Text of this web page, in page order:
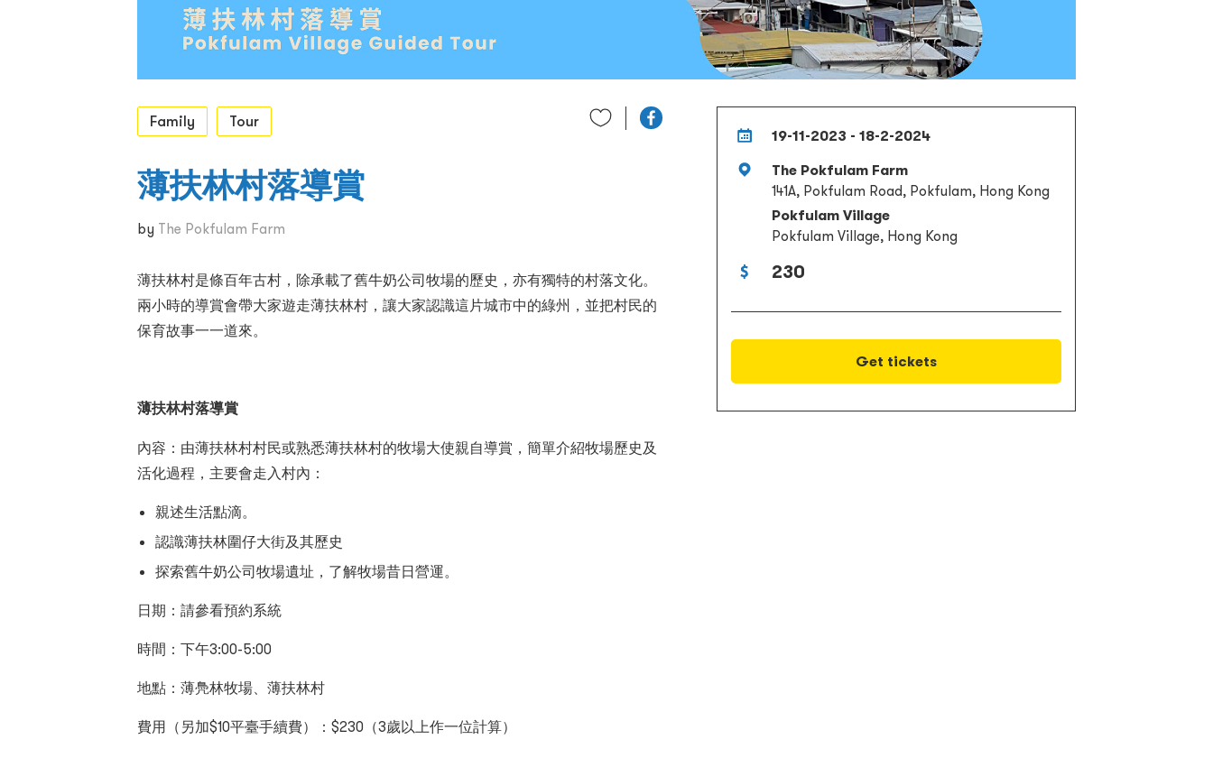
19-11-2023 - 18-2-2024
The Pokfulam Farm
141A, Pokfulam Road, Pokfulam, Hong Kong
Pokfulam Village
Pokfulam Village, Hong Kong
230
Get tickets
Family Tour
薄扶林村落導賞
by The Pokfulam Farm
薄扶林村是條百年古村，除承載了舊牛奶公司牧場的歷史，亦有獨特的村落文化。
兩小時的導賞會帶大家遊走薄扶林村，讓大家認識這片城市中的綠州，並把村民的
保育故事一一道來。
薄扶林村落導賞
內容：由薄扶林村村民或熟悉薄扶林村的牧場大使親自導賞，簡單介紹牧場歷史及
活化過程，主要會走入村內：
親述生活點滴。
認識薄扶林圍仔大街及其歷史
探索舊牛奶公司牧場遺址，了解牧場昔日營運。
日期：請參看預約系統
時間：下午3:00-5:00
地點：薄鳧林牧場、薄扶林村
費用（ 另加$10平臺手續費） ：$230（3歲以上作一位計算）